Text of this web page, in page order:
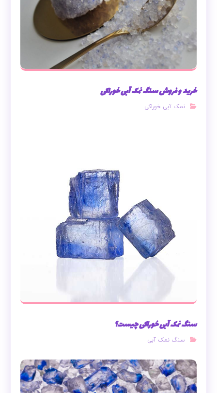
خرید و فروش سنگ نمک آبی خوراکی
نمک آبی خوراکی
سنگ نمک آبی خوراکی چیست؟
سنگ نمک آبی